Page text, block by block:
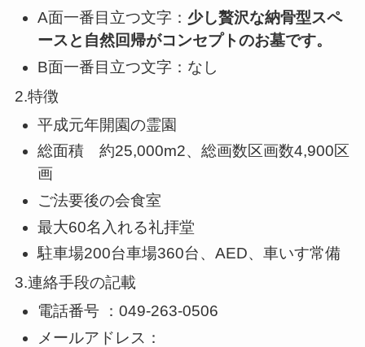
A面一番目立つ文字： 少し贅沢な納骨型スペ
ースと自然回帰がコンセプトのお墓です。
B面一番目立つ文字：なし
2.特徴
平成元年開園の霊園
総面積 約25,000m2、総画数区画数4,900区
画
ご法要後の会食室
最大60名入れる礼拝堂
駐車場200台車場360台、AED、車いす常備
3.連絡手段の記載
電話番号 ：049-263-0506
メールアドレス：